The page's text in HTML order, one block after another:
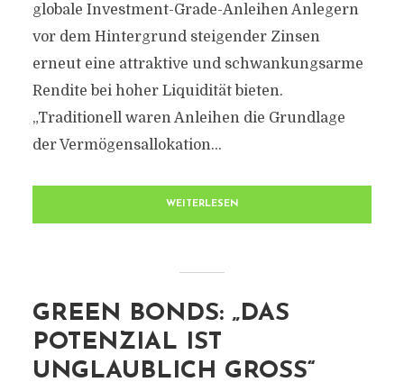
globale Investment-Grade-Anleihen Anlegern
vor dem Hintergrund steigender Zinsen
erneut eine attraktive und schwankungsarme
Rendite bei hoher Liquidität bieten.
„Traditionell waren Anleihen die Grundlage
der Vermögensallokation...
WEITERLESEN
GREEN BONDS: „DAS
POTENZIAL IST
UNGLAUBLICH GROSS“